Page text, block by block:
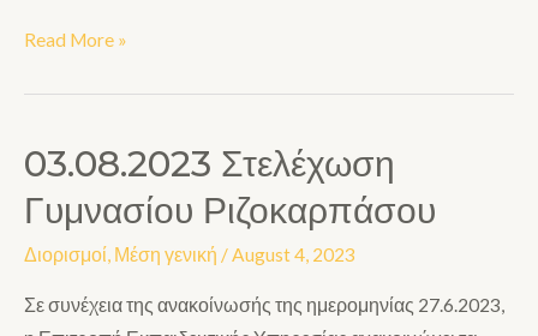
Read More »
03.08.2023 Στελέχωση
Γυμνασίου Ριζοκαρπάσου
Διορισμοί, Μέση γενική /August 4, 2023
Σε συνέχεια της ανακοίνωσής της ημερομηνίας 27.6.2023,